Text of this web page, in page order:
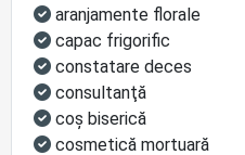
aranjamente florale
capac frigorific
constatare deces
consultanţă
coş biserică
cosmetică mortuară